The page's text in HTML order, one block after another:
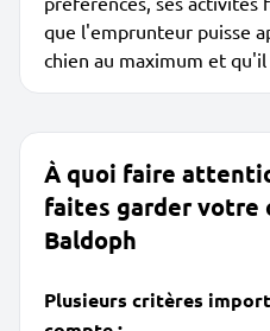
que l'emprunteur puisse
chien au maximum et
À quoi faire
faites garder votre
Baldoph
Plusieurs critères